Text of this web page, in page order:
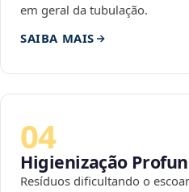
em geral da tubulação.
SAIBA MAIS
04
Higienização
Resíduos dificultando o